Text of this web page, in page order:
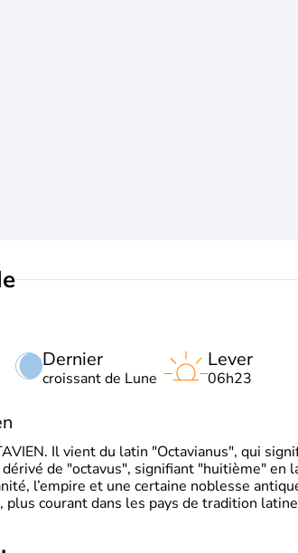
Dernier
croissant de Lune
Lever
06h23
Il vient du latin "Octavianus", qui
de "octavus", signifiant "huitième" en
l’empire et une certaine noblesse
plus courant dans les pays de tradition